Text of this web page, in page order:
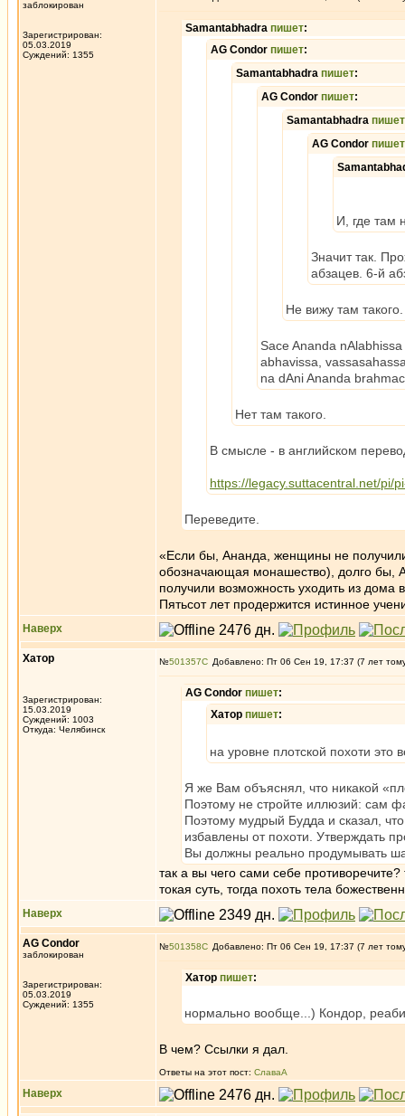
заблокирован
Зарегистрирован:
05.03.2019
Суждений: 1355
Samantabhadra пишет:
AG Condor пишет:
Samantabhadra пишет:
AG Condor пишет:
Samantabhadra пишет
AG Condor пишет
И, где там
Значит так.
абзацев. 6-й
Не вижу там
Sace Ananda
abhavissa,
na dAni Ananda
Нет там такого.
В смысле - в английском
https://legacy.suttacentral.net/pi/
Переведите.
«Если бы, Ананда, женщины не
обозначающая монашество), долго бы,
получили возможность уходить из
Пятьсот лет продержится истинное
Наверх
Хатор
Зарегистрирован:
15.03.2019
Суждений: 1003
Откуда: Челябинск
№501357 Добавлено: Пт 06 Сен 19, 17:37 (7 лет
AG Condor пишет:
Хатор пишет:
на уровне плотской похоти
Я же Вам объяснял, что никакой
Поэтому не стройте иллюзий: сам
Поэтому мудрый Будда и сказал,
избавлены от похоти. Утверждать
Вы должны реально продумывать
так а вы чего сами себе
токая суть, тогда похоть тела
Наверх
AG Condor
заблокирован
Зарегистрирован:
05.03.2019
Суждений: 1355
№501358 Добавлено: Пт 06 Сен 19, 17:37 (7 лет
Хатор пишет:
нормально вообще...) Кондор,
В чем? Ссылки я дал.
Ответы на этот пост: СлаваА
Наверх